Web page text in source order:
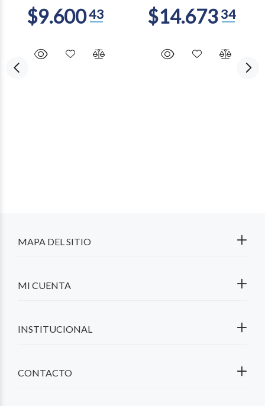
MAPA DEL SITIO
MI CUENTA
INSTITUCIONAL
CONTACTO